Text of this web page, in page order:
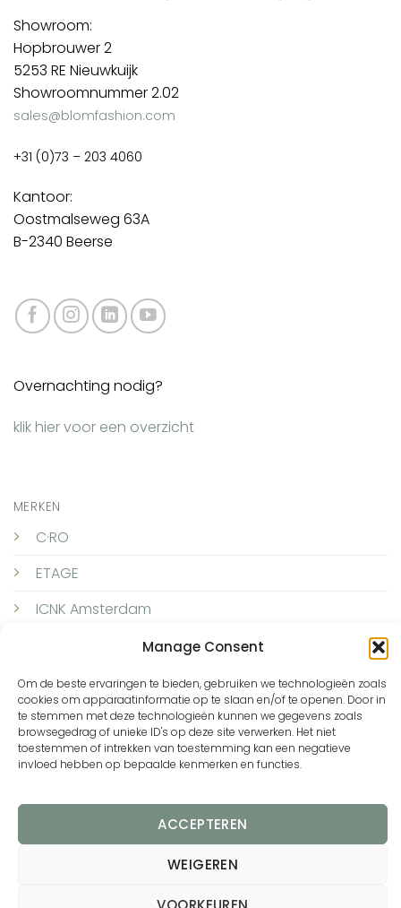
Manage Consent
Om de beste ervaringen te bieden, gebruiken we technologieën zoals
cookies om apparaatinformatie op te slaan en/of te openen. Door in
te stemmen met deze technologieën kunnen we gegevens zoals
browsegedrag of unieke ID's op deze site verwerken. Het niet
toestemmen of intrekken van toestemming kan een negatieve
invloed hebben op bepaalde kenmerken en functies.
ACCEPTEREN
WEIGEREN
Showroom:
Hopbrouwer 2
5253 RE Nieuwkuijk
Showroomnummer 2.02
sales@blomfashion.com
+31 (0)73 – 203 4060
Kantoor:
Oostmalseweg 63A
B-2340 Beerse
MERKEN
C·RO
ETAGE
ICNK Amsterdam
SKOVHUUS
TQ Amsterdam
TQ Amsterdam Business Wear
Overnachting nodig?
klik hier voor een overzicht